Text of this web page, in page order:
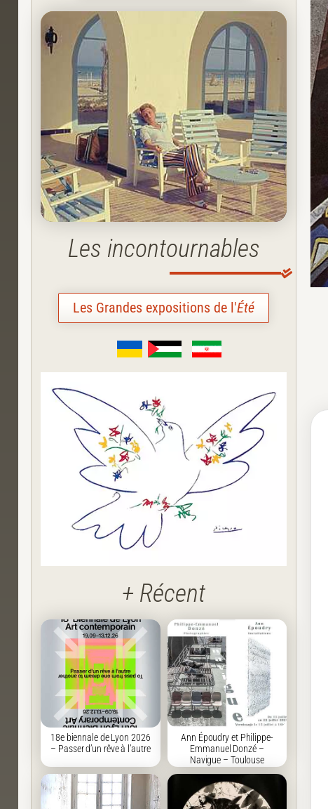
Les incontournables
Les Grandes expositions de l'Été
+ Récent
18e biennale de Lyon 2026
– Passer d’un rêve à l’autre
Ann Époudry et Philippe-
Emmanuel Donzé –
Navigue – Toulouse